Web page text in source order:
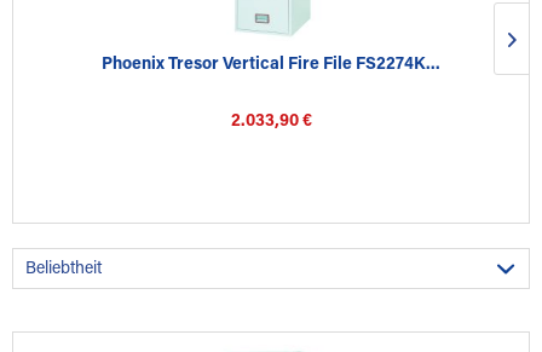
Phoenix Tresor Vertical Fire File FS2274K...
2.033,90 €